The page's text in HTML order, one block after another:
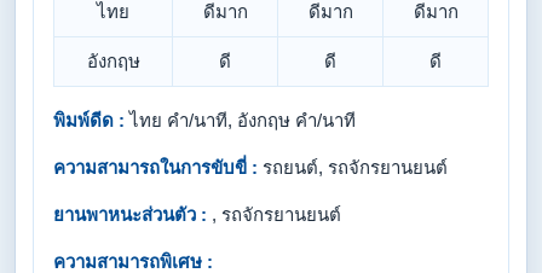
ไทย ดีมาก ดีมาก ดีมาก
อังกฤษ ดี ดี ดี
พิมพ์ดีด : ไทย คำ/นาที, อังกฤษ คำ/นาที
ความสามารถในการขับขี่ : รถยนต์, รถจักรยานยนต์
ยานพาหนะส่วนตัว : , รถจักรยานยนต์
ความสามารถพิเศษ :